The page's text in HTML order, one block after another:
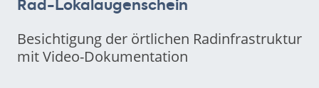
Rad-Lokalaugenschein
Besichtigung der örtlichen Radinfrastruktur
mit Video-Dokumentation